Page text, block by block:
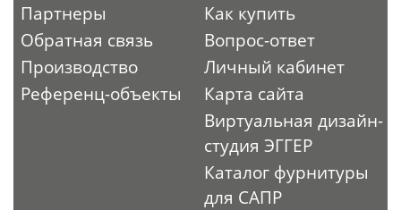
Партнеры
Обратная связь
Производство
Референц-объекты
Как купить
Вопрос-ответ
Личный кабинет
Карта сайта
Виртуальная дизайн-
студия ЭГГЕР
Каталог фурнитуры
для САПР